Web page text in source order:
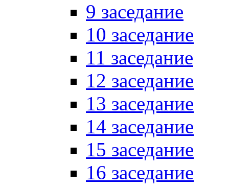
9 заседание
10 заседание
11 заседание
12 заседание
13 заседание
14 заседание
15 заседание
16 заседание